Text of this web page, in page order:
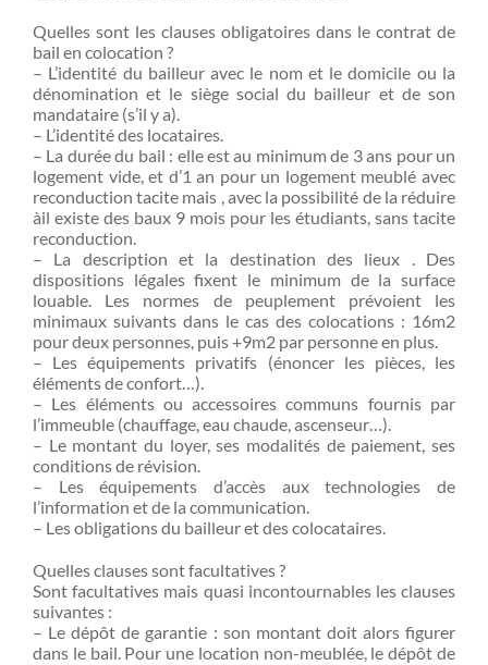
Quelles sont les clauses obligatoires dans le contrat de
bail en colocation ?
– L’identité du bailleur avec le nom et le domicile ou la
dénomination et le siège social du bailleur et de son
mandataire (s’il y a).
– L’identité des locataires.
– La durée du bail : elle est au minimum de 3 ans pour un
logement vide, et d’1 an pour un logement meublé avec
reconduction tacite mais , avec la possibilité de la réduire
àil existe des baux 9 mois pour les étudiants, sans tacite
reconduction.
– La description et la destination des lieux . Des
dispositions légales fixent le minimum de la surface
louable. Les normes de peuplement prévoient les
minimaux suivants dans le cas des colocations : 16m2
pour deux personnes, puis +9m2 par personne en plus.
– Les équipements privatifs (énoncer les pièces, les
éléments de confort…).
– Les éléments ou accessoires communs fournis par
l’immeuble (chauffage, eau chaude, ascenseur…).
– Le montant du loyer, ses modalités de paiement, ses
conditions de révision.
– Les équipements d’accès aux technologies de
l’information et de la communication.
– Les obligations du bailleur et des colocataires.
Quelles clauses sont facultatives ?
Sont facultatives mais quasi incontournables les clauses
suivantes :
– Le dépôt de garantie : son montant doit alors figurer
dans le bail. Pour une location non-meublée, le dépôt de